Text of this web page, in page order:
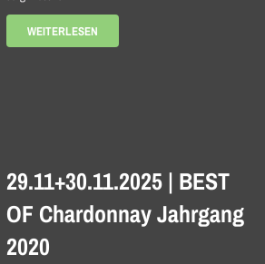
WEITERLESEN
29.11+30.11.2025 | BEST
OF Chardonnay Jahrgang
2020